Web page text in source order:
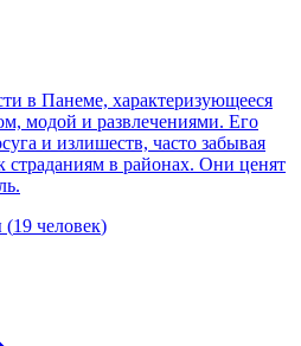
в Панеме, характеризующееся
модой и развлечениями. Его
и излишеств, часто забывая
страданиям в районах. Они ценят
(19 человек)